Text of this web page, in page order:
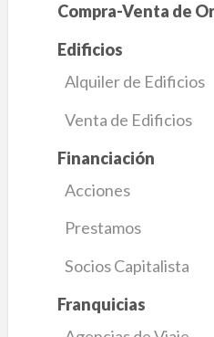
Compra-Venta de
Edificios
Alquiler de Edificios
Venta de Edificios
Financiación
Acciones
Prestamos
Socios Capitalista
Franquicias